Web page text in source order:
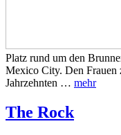
Platz rund um den
Mexico City. Den Frauen
Jahrzehnten … mehr
The Rock